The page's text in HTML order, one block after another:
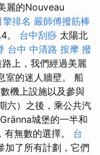
麗的Nouveau
排名 嚴師傅撥筋棒
.4。 台中刮痧 太陽北
台中 中清路 按摩 撥
上，我們經過美麗
室的迷人牆壁。 船
機上設施以及參與
六）之後，乘公共汽
城堡的一半和
無數的選擇。 台
加了所有計劃，它們